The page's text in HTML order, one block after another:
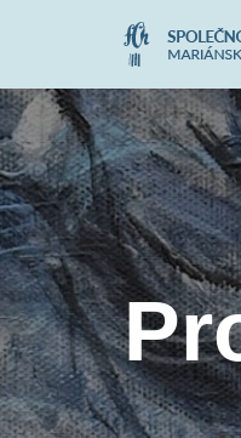
na
obsah